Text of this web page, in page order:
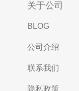
关于公司
BLOG
公司介绍
联系我们
隐私政策